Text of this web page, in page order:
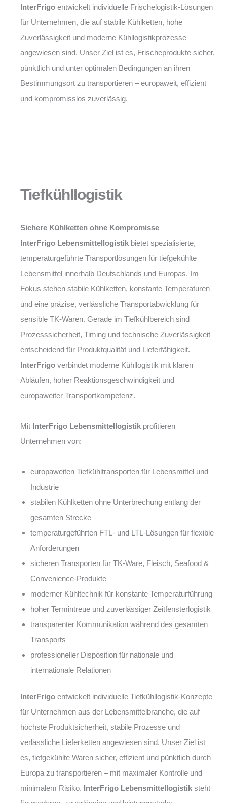
InterFrigo entwickelt individuelle Frischelogistik-Lösungen
für Unternehmen, die auf stabile Kühlketten, hohe
Zuverlässigkeit und moderne Kühllogistikprozesse
angewiesen sind. Unser Ziel ist es, Frischeprodukte sicher,
pünktlich und unter optimalen Bedingungen an ihren
Bestimmungsort zu transportieren – europaweit, effizient
und kompromisslos zuverlässig.
Tiefkühllogistik
Sichere Kühlketten ohne Kompromisse
InterFrigo Lebensmittellogistik bietet spezialisierte,
temperaturgeführte Transportlösungen für tiefgekühlte
Lebensmittel innerhalb Deutschlands und Europas. Im
Fokus stehen stabile Kühlketten, konstante Temperaturen
und eine präzise, verlässliche Transportabwicklung für
sensible TK-Waren. Gerade im Tiefkühlbereich sind
Prozesssicherheit, Timing und technische Zuverlässigkeit
entscheidend für Produktqualität und Lieferfähigkeit.
InterFrigo verbindet moderne Kühllogistik mit klaren
Abläufen, hoher Reaktionsgeschwindigkeit und
europaweiter Transportkompetenz.
Mit InterFrigo Lebensmittellogistik profitieren
Unternehmen von:
europaweiten Tiefkühltransporten für Lebensmittel und
Industrie
stabilen Kühlketten ohne Unterbrechung entlang der
gesamten Strecke
temperaturgeführten FTL- und LTL-Lösungen für flexible
Anforderungen
sicheren Transporten für TK-Ware, Fleisch, Seafood &
Convenience-Produkte
moderner Kühltechnik für konstante Temperaturführung
hoher Termintreue und zuverlässiger Zeitfensterlogistik
transparenter Kommunikation während des gesamten
Transports
professioneller Disposition für nationale und
internationale Relationen
InterFrigo entwickelt individuelle Tiefkühllogistik-Konzepte
für Unternehmen aus der Lebensmittelbranche, die auf
höchste Produktsicherheit, stabile Prozesse und
verlässliche Lieferketten angewiesen sind. Unser Ziel ist
es, tiefgekühlte Waren sicher, effizient und pünktlich durch
Europa zu transportieren – mit maximaler Kontrolle und
minimalem Risiko. InterFrigo Lebensmittellogistik steht